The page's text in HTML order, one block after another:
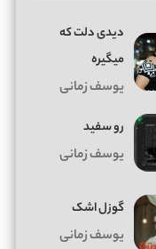
دیدی دلت که
میگیره
یوسف زمانی
رو سفید
یوسف زمانی
گوزل اشک
یوسف زمانی